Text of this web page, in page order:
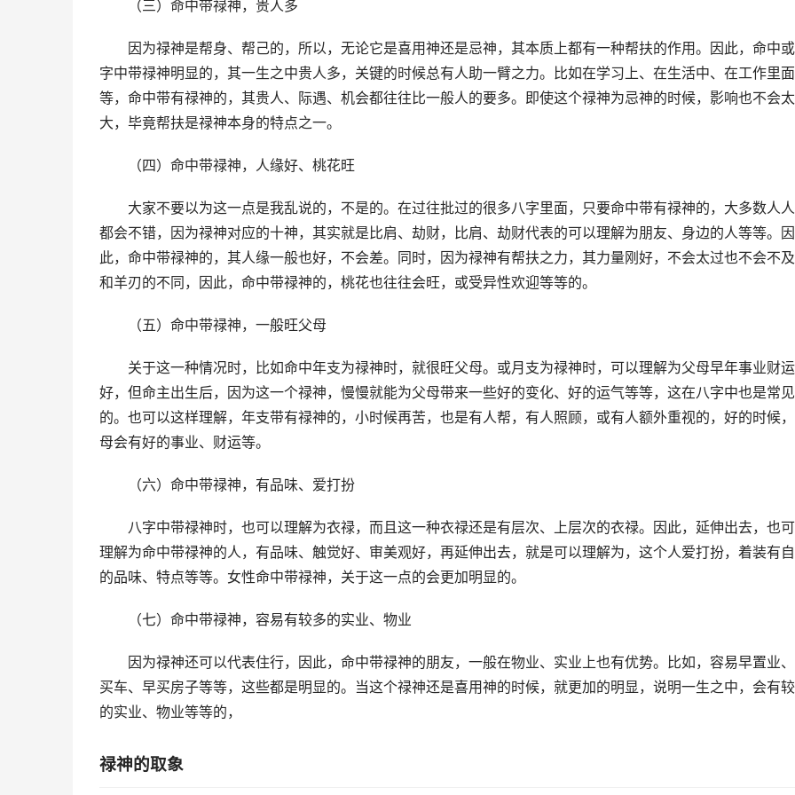
（三）命中带禄神，贵人多
因为禄神是帮身、帮己的，所以，无论它是喜用神还是忌神，其本质上都有一种帮扶的作用。因此，命中
字中带禄神明显的，其一生之中贵人多，关键的时候总有人助一臂之力。比如在学习上、在生活中、在工作里
等，命中带有禄神的，其贵人、际遇、机会都往往比一般人的要多。即使这个禄神为忌神的时候，影响也不会太
大，毕竟帮扶是禄神本身的特点之一。
（四）命中带禄神，人缘好、桃花旺
大家不要以为这一点是我乱说的，不是的。在过往批过的很多八字里面，只要命中带有禄神的，大多数人
都会不错，因为禄神对应的十神，其实就是比肩、劫财，比肩、劫财代表的可以理解为朋友、身边的人等等。因
此，命中带禄神的，其人缘一般也好，不会差。同时，因为禄神有帮扶之力，其力量刚好，不会太过也不会不及
和羊刃的不同，因此，命中带禄神的，桃花也往往会旺，或受异性欢迎等等的。
（五）命中带禄神，一般旺父母
关于这一种情况时，比如命中年支为禄神时，就很旺父母。或月支为禄神时，可以理解为父母早年事业财
好，但命主出生后，因为这一个禄神，慢慢就能为父母带来一些好的变化、好的运气等等，这在八字中也是常见
的。也可以这样理解，年支带有禄神的，小时候再苦，也是有人帮，有人照顾，或有人额外重视的，好的时候
母会有好的事业、财运等。
（六）命中带禄神，有品味、爱打扮
八字中带禄神时，也可以理解为衣禄，而且这一种衣禄还是有层次、上层次的衣禄。因此，延伸出去，也
理解为命中带禄神的人，有品味、触觉好、审美观好，再延伸出去，就是可以理解为，这个人爱打扮，着装有
的品味、特点等等。女性命中带禄神，关于这一点的会更加明显的。
（七）命中带禄神，容易有较多的实业、物业
因为禄神还可以代表住行，因此，命中带禄神的朋友，一般在物业、实业上也有优势。比如，容易早置业
买车、早买房子等等，这些都是明显的。当这个禄神还是喜用神的时候，就更加的明显，说明一生之中，会有
的实业、物业等等的，
禄神的取象